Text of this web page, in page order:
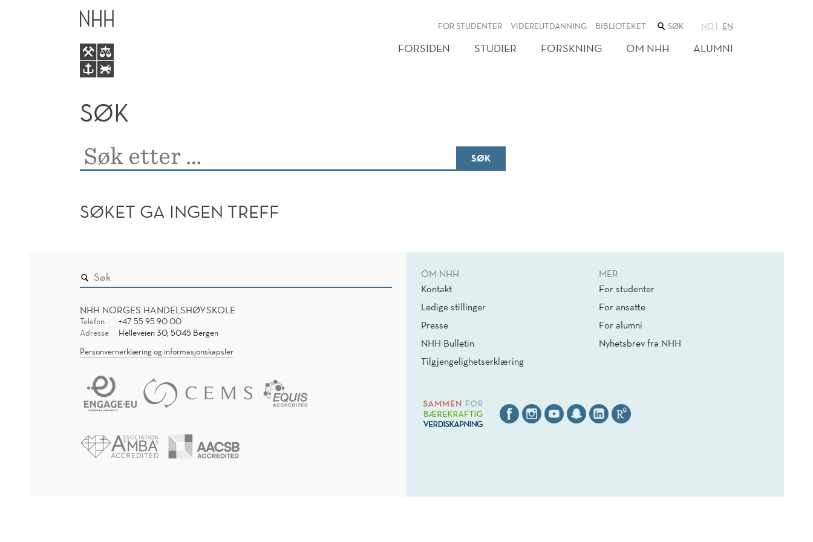
FOR STUDENTER VIDEREUTDANNING BIBLIOTEKET SØK
NETTSTEDET
NO EN
FORSIDEN STUDIER FORSKNING OM NHH ALUMNI
SØK
SØK
Søk
etter:
SØK
SØKET GA INGEN TREFF
NHH NORGES HANDELSHØYSKOLE
Telefon
+47 55 95 90 00
Adresse
Helleveien 30, 5045 Bergen
Personvernerklæring og informasjonskapsler
OM NHH
Kontakt
Ledige stillinger
Presse
NHH Bulletin
Tilgjengelighetserklæring
MER
For studenter
For ansatte
For alumni
Nyhetsbrev fra NHH